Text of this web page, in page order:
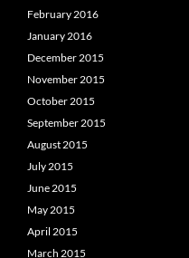
February 2016
January 2016
December 2015
November 2015
October 2015
September 2015
August 2015
July 2015
June 2015
May 2015
April 2015
March 2015